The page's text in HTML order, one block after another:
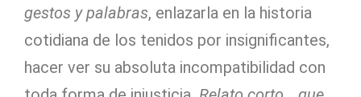
gestos y palabras, enlazarla en la historia
cotidiana de los tenidos por insignificantes,
hacer ver su absoluta incompatibilidad con